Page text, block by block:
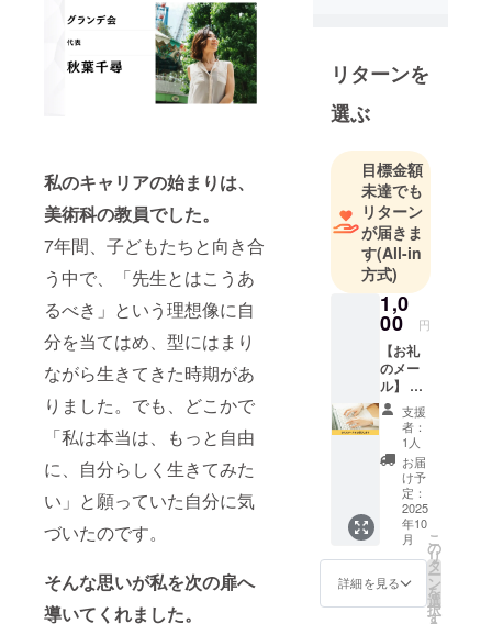
私のキャリアの始まりは、
美術科の教員でした。
7年間、子どもたちと向き合
う中で、「先生とはこうあ
るべき」という理想像に自
分を当てはめ、型にはまり
ながら生きてきた時期があ
りました。でも、どこかで
「私は本当は、もっと自由
に、自分らしく生きてみた
い」と願っていた自分に気
づいたのです。
そんな思いが私を次の扉へ
導いてくれました。
経験を通
し、実は一
番向き合え
たのは「自
分」だと気
づきます。
対話を重ね
「本来の自
分らしく生
きたい」と
思うよう
に。今は
「ありのま
まで輝く」
をモットー
に、同じよ
うに悩む人
が自分を好
きになれる
場をつくる
ことが目標
です。
リターンを
選ぶ
目標金額
未達でも
リターン
が届きま
す(All-in
方式)
1,0
00 円
【お礼
のメー
ル】 秋
葉千尋
をただ
ただ応
援した
い人向
けのリ
ターン
です。
熱いお
礼の
メール
をお送
りさせ
支援
者：
1人
お届
け予
定：
2025
年10
月
詳細を見る
こ
の
リ
タ
ー
ン
を
選
択
す